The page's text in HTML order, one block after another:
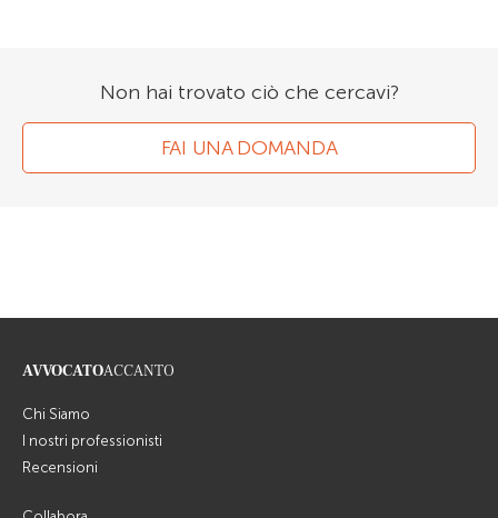
Non hai trovato ciò che cercavi?
FAI UNA DOMANDA
AVVOCATOACCANTO
Chi Siamo
I nostri professionisti
Recensioni